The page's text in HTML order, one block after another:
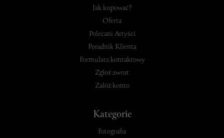
Jak kupować?
Oferta
Polecani Artyści
Poradnik Klienta
Formularz kontaktowy
Zgłoś zwrot
Załóż konto
Kategorie
Fotografia